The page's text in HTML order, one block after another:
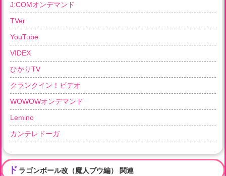
J:COMオンデマンド
TVer
YouTube
VIDEX
ひかりTV
クランクイン！ビデオ
WOWOWオンデマンド
Lemino
カンテレドーガ
ド ラゴンボール改（魔人ブウ編） 関連